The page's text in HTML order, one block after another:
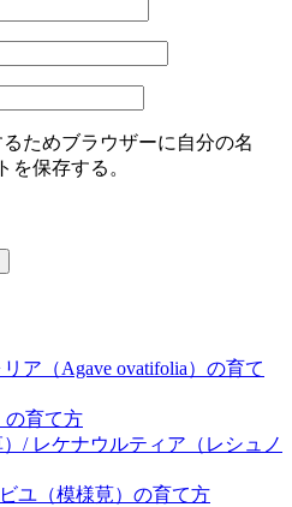
ためブラウザーに自分の名
を保存する。
ア（Agave ovatifolia）の育て
の育て方
/ レケナウルティア（レシュノ
ユ（模様莧）の育て方